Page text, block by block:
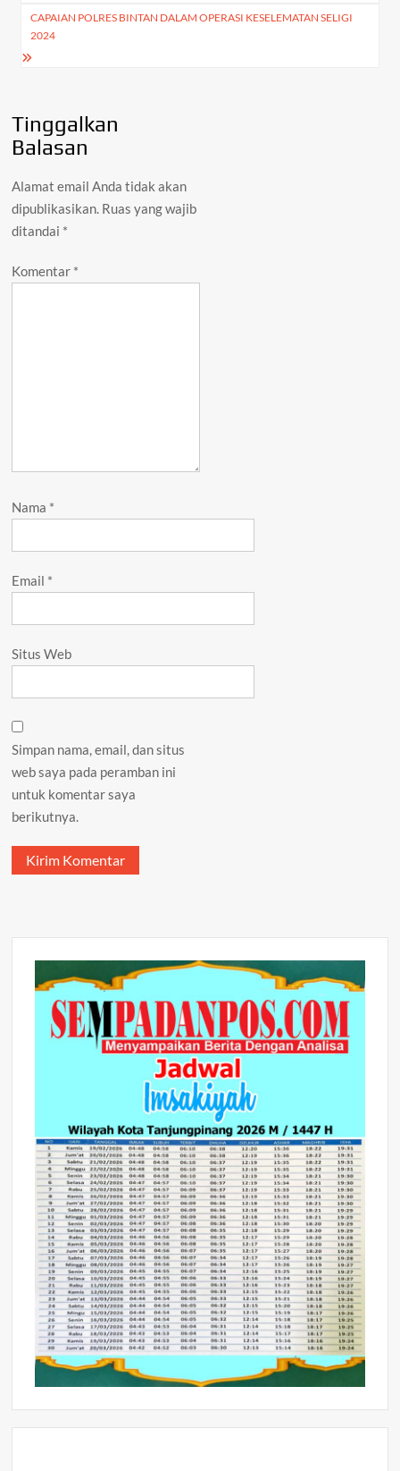
CAPAIAN POLRES BINTAN DALAM OPERASI KESELEMATAN SELIGI
2024
Tinggalkan
Balasan
Alamat email Anda tidak akan
dipublikasikan. Ruas yang wajib
ditandai *
Komentar *
Nama *
Email *
Situs Web
Simpan nama, email, dan situs
web saya pada peramban ini
untuk komentar saya
berikutnya.